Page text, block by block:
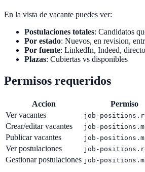
En la vista de vacante puedes ver:
Postulaciones totales: Candidatos
Por estado: Nuevos, en revision,
Por fuente: LinkedIn, Indeed,
Plazas: Cubiertas vs disponibles
Permisos requeridos
Accion
Permiso
Ver vacantes
job-
Crear/editar vacantes job-
Publicar vacantes job-
Ver postulaciones job-
Gestionar postulaciones job-